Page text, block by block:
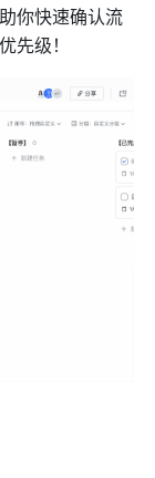
你快速确认流
先级！